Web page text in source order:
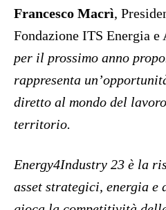
Francesco Macrì,
Fondazione ITS Energia e
per il prossimo anno
rappresenta
diretto al mondo del
territorio.
Energy4Industry 23 è la
asset strategici, energia e